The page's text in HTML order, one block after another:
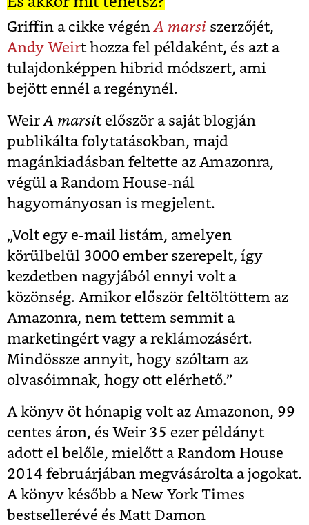
Griffin a cikke végén A marsi szerzőjét,
Andy Weirt hozza fel példaként, és azt a
tulajdonképpen hibrid módszert, ami
bejött ennél a regénynél.
WeirA marsit először a saját blogján
publikálta folytatásokban, majd
magánkiadásban feltette az Amazonra,
végül a Random House-nál
hagyományosan is megjelent.
„Volt egy e-mail listám, amelyen
körülbelül 3000 ember szerepelt, így
kezdetben nagyjából ennyi volt a
közönség. Amikor először feltöltöttem az
Amazonra, nem tettem semmit a
marketingért vagy a reklámozásért.
Mindössze annyit, hogy szóltam az
olvasóimnak, hogy ott elérhető.”
A könyv öt hónapig volt az Amazonon, 99
centes áron, és Weir 35 ezer példányt
adott el belőle, mielőtt a Random House
2014 februárjában megvásárolta a jogokat.
A könyv később a New York Times
bestsellerévé és Matt Damon